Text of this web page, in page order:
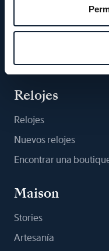
Suscribirse a la
Relojes
Relojes
Nuevos relojes
Encontrar una
Maison
Stories
Artesanía